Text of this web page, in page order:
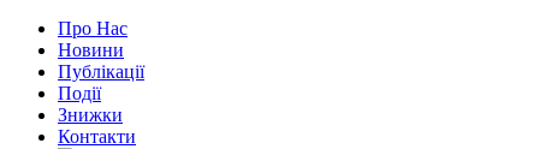
Про Нас
Новини
Публікації
Події
Знижки
Контакти